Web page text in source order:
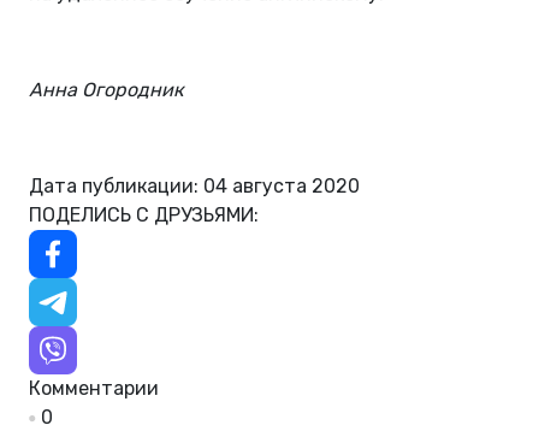
Анна Огородник
Дата публикации: 04 августа 2020
ПОДЕЛИСЬ С ДРУЗЬЯМИ:
Комментарии
0